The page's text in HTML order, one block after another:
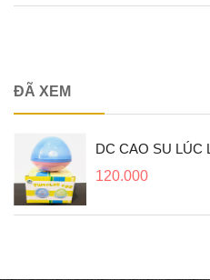
ĐÃ XEM
DC CAO SU LÚC
120.000